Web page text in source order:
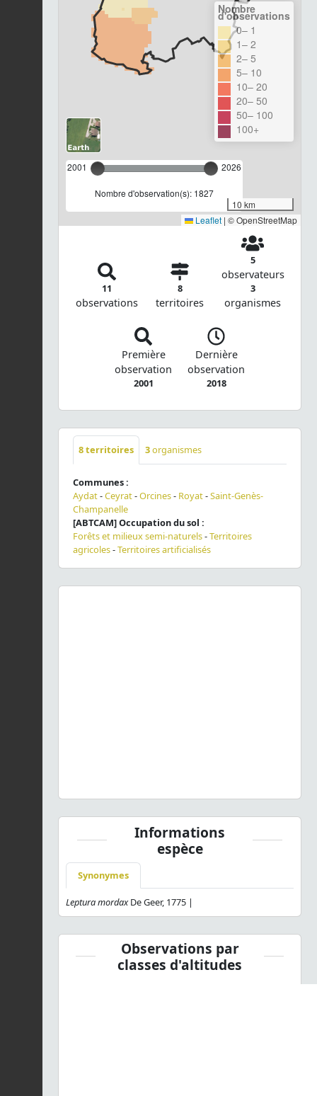
2001 2026
Nombre d'observation(s): 1827
Nombre
d'observations
0– 1
1– 2
2– 5
5– 10
10– 20
20– 50
50– 100
100+
10 km
Leaflet | © OpenStreetMap
11
observations
8
territoires
5
observateurs
3
organismes
Première
observation
2001
Dernière
observation
2018
8territoires 3organismes
Communes :
Aydat-Ceyrat-Orcines- Royat-Saint-Genès-
Champanelle
[ABTCAM] Occupation du sol :
Forêts et milieux semi-naturels-Territoires
agricoles-Territoires artificialisés
Informations
espèce
Synonymes
Leptura mordaxDe Geer, 1775 |
Observations par
classes d'altitudes